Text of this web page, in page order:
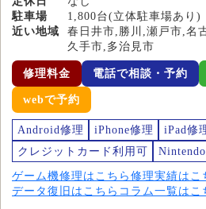
駐車場
1,800台(立体駐車場あり)
近い地域
春日井市,勝川,瀬戸市,名
久手市,多治見市
修理料金 電話で相談・予約
webで予約
Android修理 iPhone修理
iPad修
クレジットカード利用可
ゲーム機修理はこちら 修理実績はこ
データ復旧はこちら コラム一覧はこ